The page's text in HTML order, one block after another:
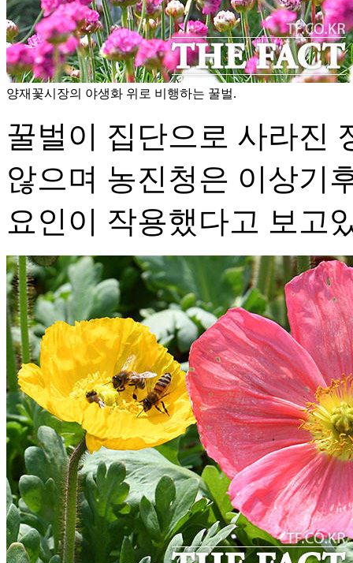
양재꽃시장의 야생화 위로 비행하는 꿀벌.
꿀벌이 집단으로 사라진
않으며 농진청은 이상기
요인이 작용했다고 보고